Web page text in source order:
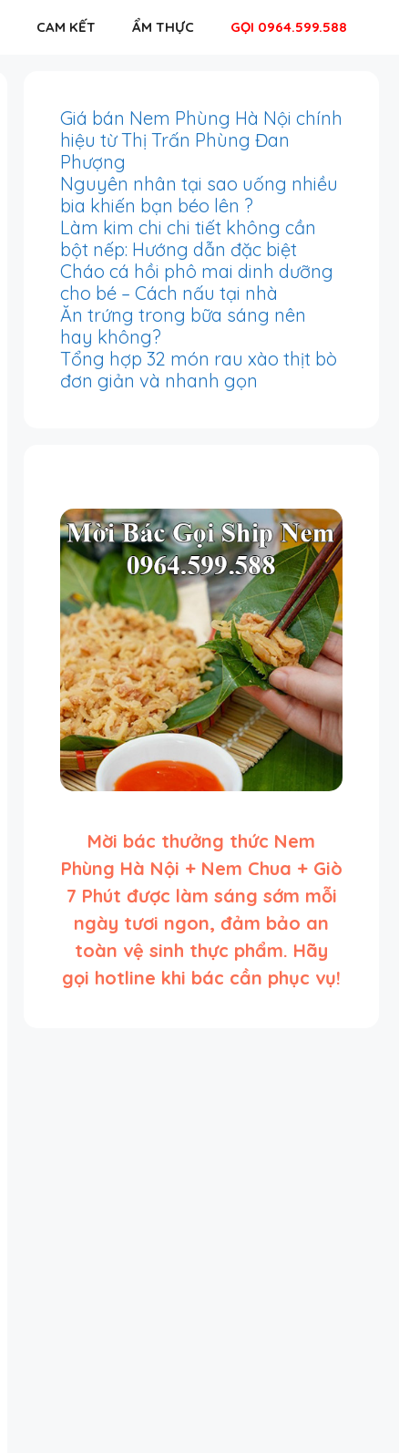
CAM KẾT ẨM THỰC GỌI 0964.599.588
Giá bán Nem Phùng Hà Nội chính
hiệu từ Thị Trấn Phùng Đan
Phượng
Nguyên nhân tại sao uống nhiều
bia khiến bạn béo lên ?
Làm kim chi chi tiết không cần
bột nếp: Hướng dẫn đặc biệt
Cháo cá hồi phô mai dinh dưỡng
cho bé – Cách nấu tại nhà
Ăn trứng trong bữa sáng nên
hay không?
Tổng hợp 32 món rau xào thịt bò
đơn giản và nhanh gọn
Mời bác thưởng thức Nem
Phùng Hà Nội + Nem Chua + Giò
7 Phút được làm sáng sớm mỗi
ngày tươi ngon, đảm bảo an
toàn vệ sinh thực phẩm. Hãy
gọi hotline khi bác cần phục vụ!